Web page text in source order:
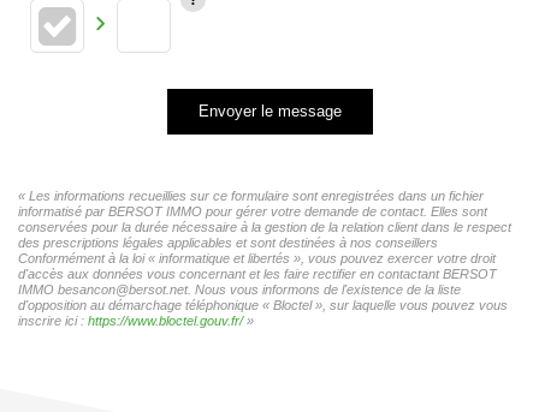
Envoyer le message
« Les informations recueillies sur ce formulaire sont enregistrées dans un fichier
informatisé par BERSOT IMMO pour gérer votre demande de contact. Elles sont
conservées pour la durée nécessaire à la gestion de la relation client dans le respect
des prescriptions légales applicables et sont destinées à nos conseillers
Conformément à la loi « informatique et libertés », vous pouvez exercer votre droit
d'accès aux données vous concernant et les faire rectifier en contactant BERSOT
IMMO besancon@bersot.net. Nous vous informons de l'existence de la liste
d'opposition au démarchage téléphonique « Bloctel », sur laquelle vous pouvez vous
inscrire ici : https://www.bloctel.gouv.fr/»